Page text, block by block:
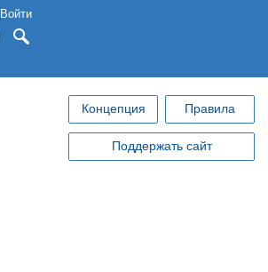
Войти
Концепция Правила
Поддержать сайт